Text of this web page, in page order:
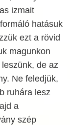
izmait
hatásuk
ezt a rövid
magunkon
de az
Ne feledjük,
ruhára lesz
a
szép